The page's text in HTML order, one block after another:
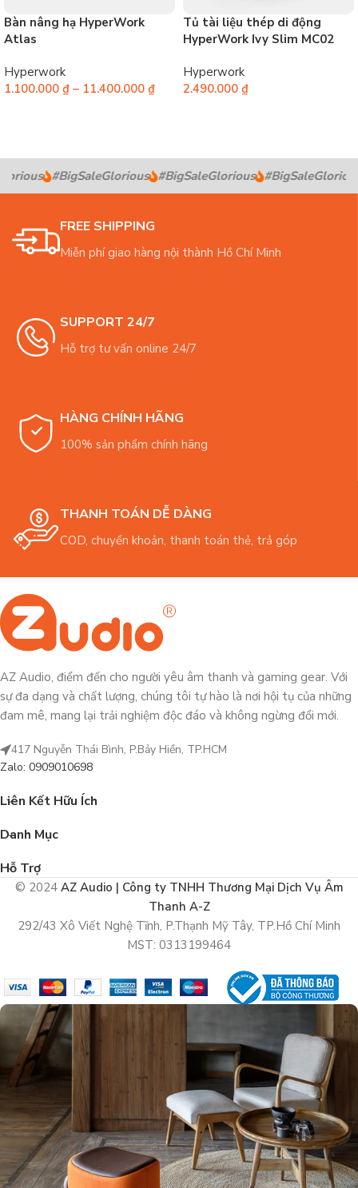
Bàn nâng hạ HyperWork
Atlas
Hyperwork
1.100.000 ₫ – 11.400.000 ₫
Tủ tài liệu thép di động
HyperWork Ivy Slim MC02
Hyperwork
2.490.000 ₫
#BigSaleGlorious #BigSaleGlorious #BigSaleGlorious
FREE SHIPPING
Miễn phí giao hàng nội thành Hồ Chí Minh
SUPPORT 24/7
Hỗ trợ tư vấn online 24/7
HÀNG CHÍNH HÃNG
100% sản phẩm chính hãng
THANH TOÁN DỄ DÀNG
COD, chuyển khoản, thanh toán thẻ, trả góp
AZ Audio, điểm đến cho người yêu âm thanh và gaming gear. Với
sự đa dạng và chất lượng, chúng tôi tự hào là nơi hội tụ của những
đam mê, mang lại trải nghiệm độc đáo và không ngừng đổi mới.
417 Nguyễn Thái Bình, P.Bảy Hiền, TP.HCM
Zalo: 0909010698
Liên Kết Hữu Ích
Danh Mục
Hỗ Trợ
© 2024 AZ Audio | Công ty TNHH Thương Mại Dịch Vụ Âm
Thanh A-Z
292/43 Xô Viết Nghệ Tĩnh, P.Thạnh Mỹ Tây, TP.Hồ Chí Minh
MST: 0313199464